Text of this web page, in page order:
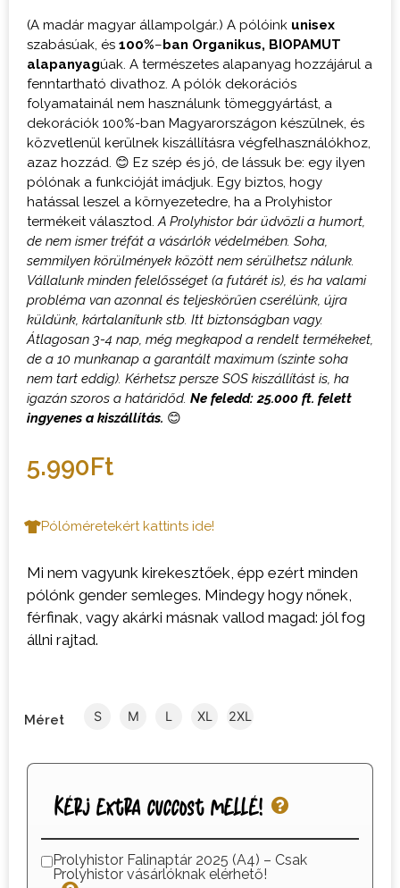
(A madár magyar állampolgár.) A pólóink unisex
szabásúak, és 100%–ban Organikus, BIOPAMUT
alapanyagúak. A természetes alapanyag hozzájárul a
fenntartható divathoz. A pólók dekorációs
folyamatainál nem használunk tömeggyártást, a
dekorációk 100%-ban Magyarországon készülnek, és
közvetlenül kerülnek kiszállításra végfelhasználókhoz,
azaz hozzád. 😊 Ez szép és jó, de lássuk be: egy ilyen
pólónak a funkcióját imádjuk. Egy biztos, hogy
hatással leszel a környezetedre, ha a Prolyhistor
termékeit választod.A Prolyhistor bár üdvözli a humort,
de nem ismer tréfát a vásárlók védelmében. Soha,
semmilyen körülmények között nem sérülhetsz nálunk.
Vállalunk minden felelősséget (a futárét is), és ha valami
probléma van azonnal és teljeskörűen cserélünk, újra
küldünk, kártalanítunk stb. Itt biztonságban vagy.
Átlagosan 3-4 nap, még megkapod a rendelt termékeket,
de a 10 munkanap a garantált maximum (szinte soha
nem tart eddig). Kérhetsz persze SOS kiszállítást is, ha
igazán szoros a határidőd. Ne feledd: 25.000 ft. felett
ingyenes a kiszállítás. 😊
5.990Ft
Pólóméretekért kattints ide!
Mi nem vagyunk kirekesztőek, épp ezért minden
pólónk gender semleges. Mindegy hogy nőnek,
férfinak, vagy akárki másnak vallod magad: jól fog
állni rajtad.
Méret S M L XL 2XL
Kérj extra cuccost mellé!
Prolyhistor Falinaptár 2025 (A4) – Csak
Prolyhistor vásárlóknak elérhető!